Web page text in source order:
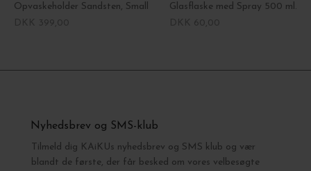
Opvaskeholder Sandsten, Small
Glasflaske med Spray 500 ml.
Nyhedsbrev og SMS-klub
Tilmeld dig KAiKUs nyhedsbrev og SMS klub og vær
blandt de første, der får besked om vores velbesøgte